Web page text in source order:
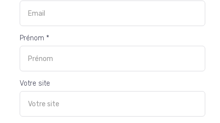
Prénom *
Votre site